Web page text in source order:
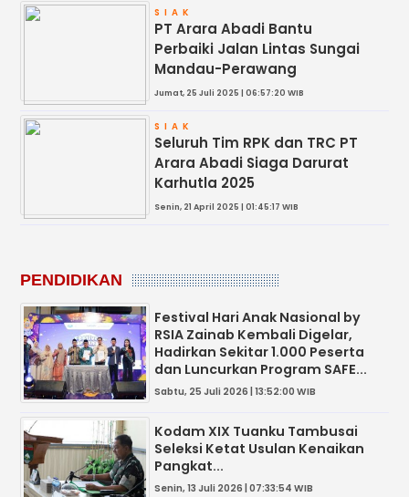
PENDIDIKAN
Festival Hari Anak Nasional by
RSIA Zainab Kembali Digelar,
Hadirkan Sekitar 1.000 Peserta
dan Luncurkan Program SAFE...
Sabtu, 25 Juli 2026 | 13:52:00 WIB
Kodam XIX Tuanku Tambusai
Seleksi Ketat Usulan Kenaikan
Pangkat...
Senin, 13 Juli 2026 | 07:33:54 WIB
SIAK
PT Arara Abadi Bantu
Perbaiki Jalan Lintas Sungai
Mandau-Perawang
Jumat, 25 Juli 2025 | 06:57:20 WIB
SIAK
Seluruh Tim RPK dan TRC PT
Arara Abadi Siaga Darurat
Karhutla 2025
Senin, 21 April 2025 | 01:45:17 WIB